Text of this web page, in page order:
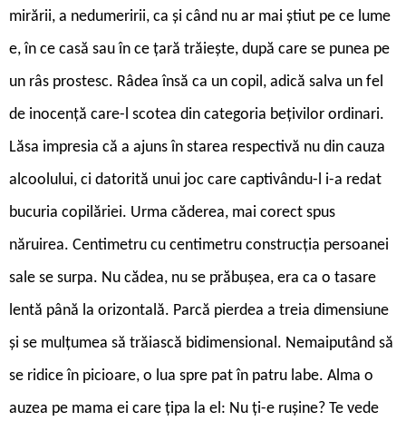
mirării, a nedumeririi, ca și când nu ar mai știut pe ce lume
e, în ce casă sau în ce țară trăiește, după care se punea pe
un râs prostesc. Râdea însă ca un copil, adică salva un fel
de inocență care-l scotea din categoria bețivilor ordinari.
Lăsa impresia că a ajuns în starea respectivă nu din cauza
alcoolului, ci datorită unui joc care captivându-l i-a redat
bucuria copilăriei. Urma căderea, mai corect spus
năruirea. Centimetru cu centimetru construcția persoanei
sale se surpa. Nu cădea, nu se prăbușea, era ca o tasare
lentă până la orizontală. Parcă pierdea a treia dimensiune
și se mulțumea să trăiască bidimensional. Nemaiputând să
se ridice în picioare, o lua spre pat în patru labe. Alma o
auzea pe mama ei care țipa la el: Nu ți-e rușine? Te vede